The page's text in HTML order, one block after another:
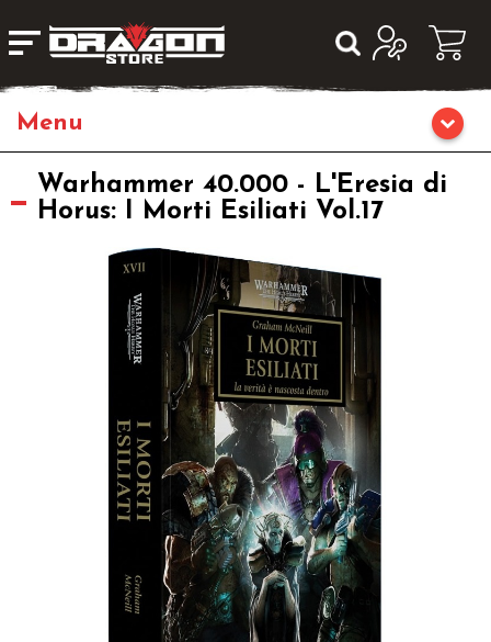
Giochi da Tavolo
Giochi di Carte Collezionabili
Giocattoli e Gadget
Warhammer 40.000 - L'Eresia di
Horus: I Morti Esiliati Vol.17